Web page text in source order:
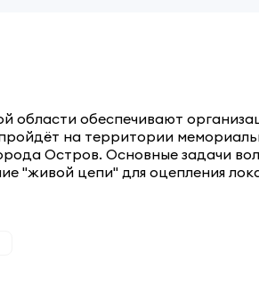
области обеспечивают
на территории
Остров. Основные задачи
"живой цепи" для оцепления